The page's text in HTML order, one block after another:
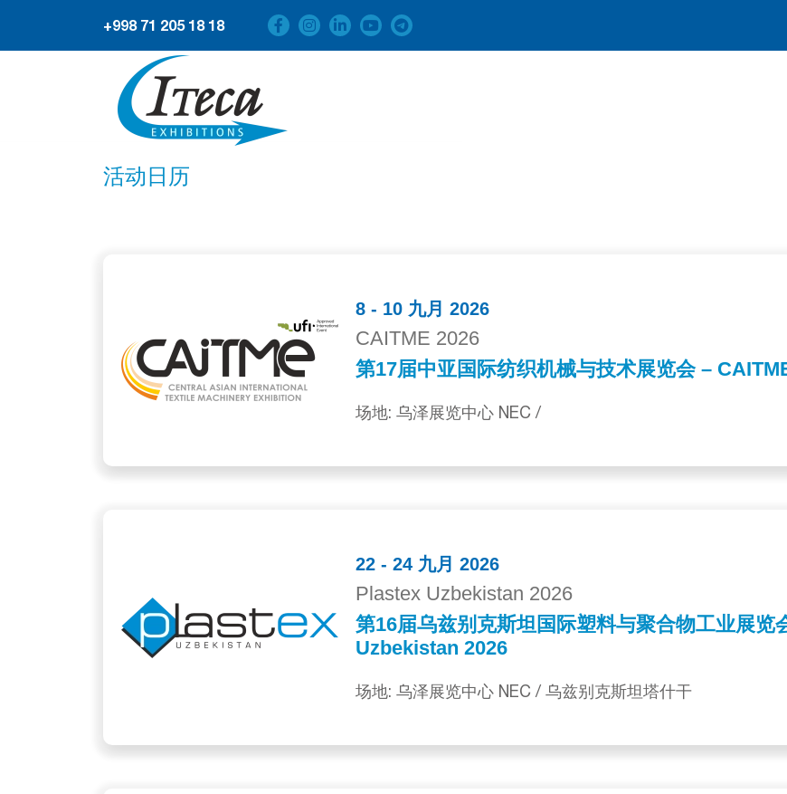
+998 71 205 18 18
活动日历
8 - 10 九月 2026
CAITME 2026
第17届中亚国际纺织机械与技术展览会 –
场地: 乌泽展览中心 NEC /
22 - 24 九月 2026
Plastex Uzbekistan 2026
第16届乌兹别克斯坦国际塑料与聚合物工业展览
Uzbekistan 2026
场地: 乌泽展览中心 NEC / 乌兹别克斯坦塔什干